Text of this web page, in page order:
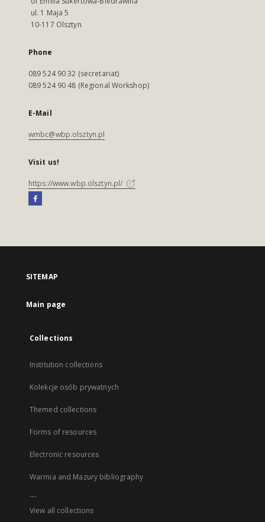
ul. 1 Maja 5
10-117 Olsztyn
Phone
089 524 90 32 (secretariat)
089 524 90 48 (Regional Workshop)
E-Mail
wmbc@wbp.olsztyn.pl
Visit us!
https://www.wbp.olsztyn.pl/
SITEMAP
Main page
Collections
Institution collections
Kolekcje osób prywatnych
Themed collections
Forms of resources
Electronic resources
Warmia and Mazury bibliography
...
View all collections